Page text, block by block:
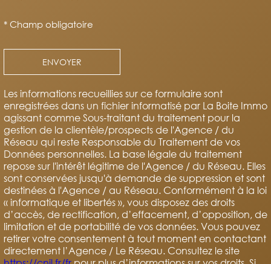
* Champ obligatoire
ENVOYER
Les informations recueillies sur ce formulaire sont
enregistrées dans un fichier informatisé par La Boite Immo
agissant comme Sous-traitant du traitement pour la
gestion de la clientèle/prospects de l'Agence / du
Réseau qui reste Responsable du Traitement de vos
Données personnelles. La base légale du traitement
repose sur l'intérêt légitime de l'Agence / du Réseau. Elles
sont conservées jusqu'à demande de suppression et sont
destinées à l'Agence / au Réseau. Conformément à la loi
« informatique et libertés », vous disposez des droits
d’accès, de rectification, d’effacement, d’opposition, de
limitation et de portabilité de vos données. Vous pouvez
retirer votre consentement à tout moment en contactant
directement l’Agence / Le Réseau. Consultez le site